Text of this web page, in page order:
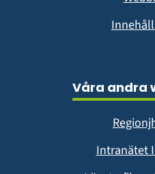
Våra andra
Intranätet